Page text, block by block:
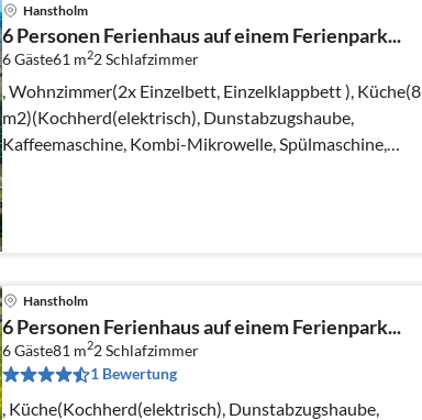
Hanstholm
6 Personen Ferienhaus auf einem Ferienpark...
6 Gäste61 m22Schlafzimmer
, Wohnzimmer(2x Einzelbett, Einzelklappbett ), Küche(8
m2)(Kochherd(elektrisch), Dunstabzugshaube,
Kaffeemaschine, Kombi-Mikrowelle, Spülmaschine,
Kühlschrank(+ Gefrierfach))
Hanstholm
6 Personen Ferienhaus auf einem Ferienpark...
6 Gäste81 m22Schlafzimmer
1 Bewertung
, Küche(Kochherd(elektrisch), Dunstabzugshaube,